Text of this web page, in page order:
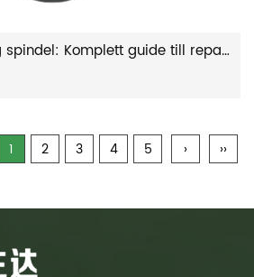
Tecken på en dålig spindel: Komplett guide till reparation av gräsklipparspindel
1 2 3 4 5 › ››